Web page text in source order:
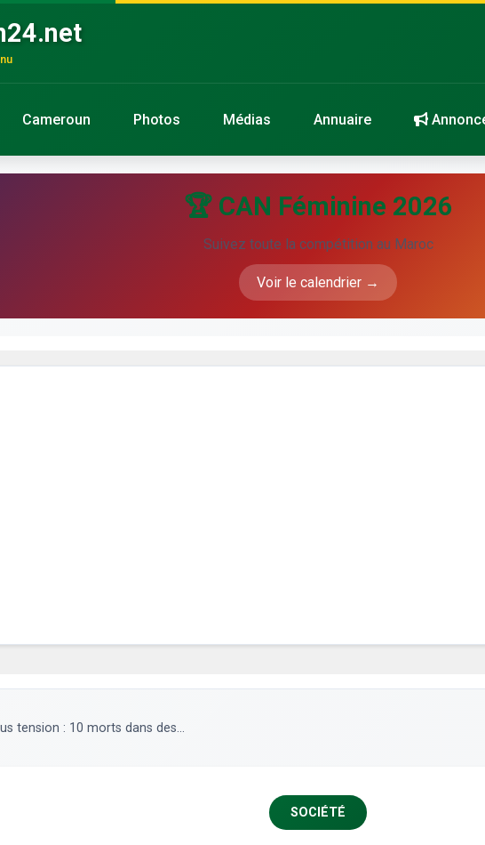
Cameroun Photos Médias Annuaire
🏆 CAN Féminine 2026
Suivez toute la compétition au Maroc
Voir le calendrier →
tension : 10 morts dans des...
SOCIÉTÉ